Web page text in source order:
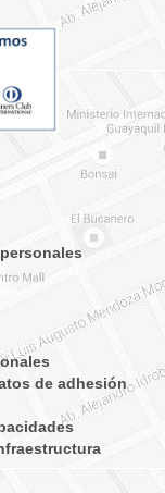
de adhesión